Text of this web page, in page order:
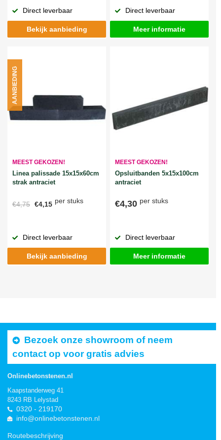
Direct leverbaar
Bekijk aanbieding
Direct leverbaar
Meer informatie
MEEST GEKOZEN!
Linea palissade 15x15x60cm
strak antraciet
€4,75 €4,15 per stuks
AANBIEDING
Direct leverbaar
Bekijk aanbieding
MEEST GEKOZEN!
Opsluitbanden 5x15x100cm
antraciet
€4,30 per stuks
Direct leverbaar
Meer informatie
Bezoek onze showroom of neem
contact op voor gratis advies
Onlinebetonstenen.nl
Kaapstanderweg 41
8243 RB Lelystad
0320 - 219170
info@onlinebetonstenen.nl
Routebeschrijving